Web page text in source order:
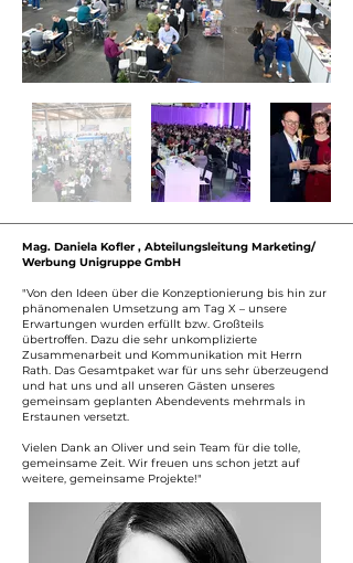
Mag. Daniela Kofler , Abteilungsleitung Marketing/
Werbung Unigruppe GmbH
"Von den Ideen über die Konzeptionierung bis hin zur
phänomenalen Umsetzung am Tag X – unsere
Erwartungen wurden erfüllt bzw. Großteils
übertroffen. Dazu die sehr unkomplizierte
Zusammenarbeit und Kommunikation mit Herrn
Rath. Das Gesamtpaket war für uns sehr überzeugend
und hat uns und all unseren Gästen unseres
gemeinsam geplanten Abendevents mehrmals in
Erstaunen versetzt.
Vielen Dank an Oliver und sein Team für die tolle,
gemeinsame Zeit. Wir freuen uns schon jetzt auf
weitere, gemeinsame Projekte!"